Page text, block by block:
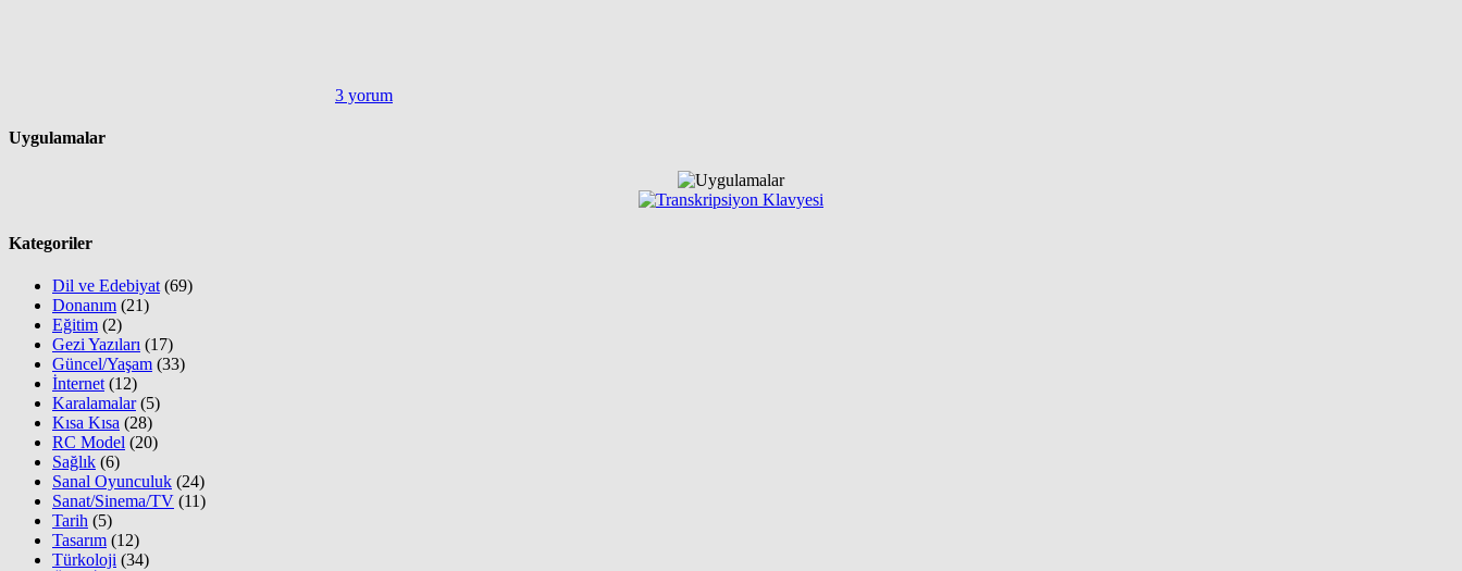
3 yorum
Uygulamalar
Kategoriler
Dil ve Edebiyat (69)
Donanım (21)
Eğitim (2)
Gezi Yazıları (17)
Güncel/Yaşam (33)
İnternet (12)
Karalamalar(5)
Kısa Kısa (28)
RC Model (20)
Sağlık (6)
Sanal Oyunculuk (24)
Sanat/Sinema/TV (11)
Tarih (5)
Tasarım (12)
Türkoloji (34)